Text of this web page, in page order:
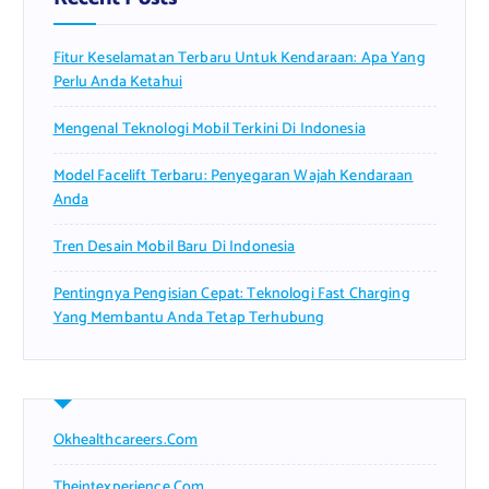
o
:Fitur Keselamatan Terbaru Untuk Kendaraan: Apa Yang
Perlu Anda Ketahui
Mengenal Teknologi Mobil Terkini Di Indonesia
Model Facelift Terbaru: Penyegaran Wajah Kendaraan
Anda
Tren Desain Mobil Baru Di Indonesia
Pentingnya Pengisian Cepat: Teknologi Fast Charging
Yang Membantu Anda Tetap Terhubung
Okhealthcareers.com